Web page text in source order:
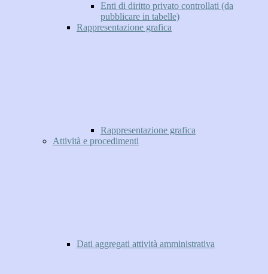
Enti di diritto privato controllati (da
pubblicare in tabelle)
Rappresentazione grafica
Rappresentazione grafica
Attività e procedimenti
Dati aggregati attività amministrativa